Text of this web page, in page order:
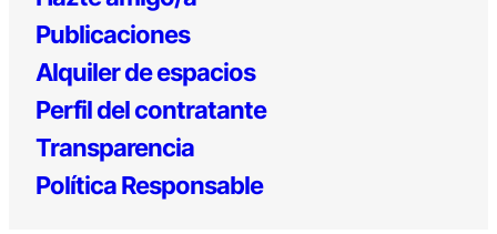
Publicaciones
Alquiler de espacios
Perfil del contratante
Transparencia
Política Responsable